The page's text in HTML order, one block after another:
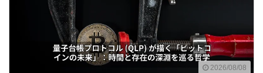
2026/08/08